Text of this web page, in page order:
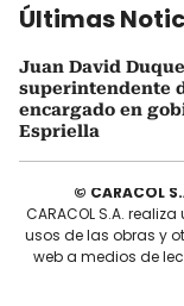
Últimas
Juan David
superintendente
encargado en
Espriella
© CARACOL
CARACOL S.A.
usos de las obras y
web a medios de